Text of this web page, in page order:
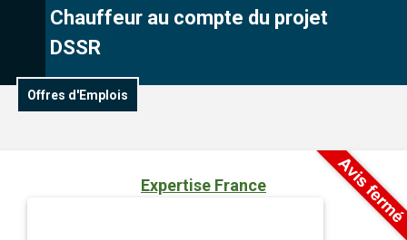
Chauffeur au compte du projet
DSSR
Offres d'Emplois
Expertise France